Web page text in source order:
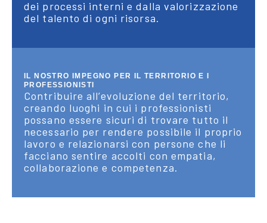
dei processi interni e dalla valorizzazione
del talento di ogni risorsa.
IL NOSTRO IMPEGNO PER IL TERRITORIO E I
PROFESSIONISTI
Contribuire all’evoluzione del territorio,
creando luoghi in cui i professionisti
possano essere sicuri di trovare tutto il
necessario per rendere possibile il proprio
lavoro e relazionarsi con persone che li
facciano sentire accolti con empatia,
collaborazione e competenza.